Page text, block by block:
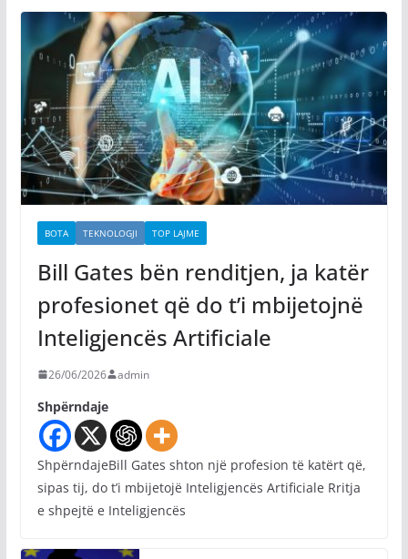
BOTA TEKNOLOGJI TOP LAJME
Bill Gates bën renditjen, ja katër
profesionet që do t’i mbijetojnë
Inteligjencës Artificiale
26/06/2026 admin
Shpërndaje
ShpërndajeBill Gates shton një profesion të katërt që,
sipas tij, do t’i mbijetojë Inteligjencës Artificiale Rritja
e shpejtë e Inteligjencës